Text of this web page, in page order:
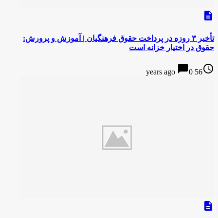
description
تأخیر ۳ روزه در پرداخت حقوق فرهنگیان | آموزش و پرورش:
حقوق در اختیار خزانه است
access_time
56 years ago
chat_bubble0
description